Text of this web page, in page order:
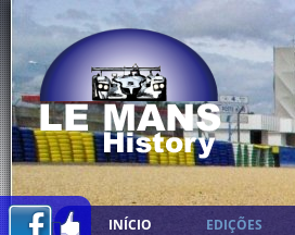
INÍCIO EDIÇÕES